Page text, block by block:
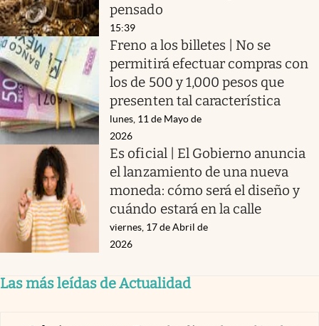
pensado
15:39
Freno a los billetes | No se
permitirá efectuar compras con
los de 500 y 1,000 pesos que
presenten tal característica
lunes, 11 de Mayo de
2026
Es oficial | El Gobierno anuncia
el lanzamiento de una nueva
moneda: cómo será el diseño y
cuándo estará en la calle
viernes, 17 de Abril de
2026
Las más leídas de Actualidad